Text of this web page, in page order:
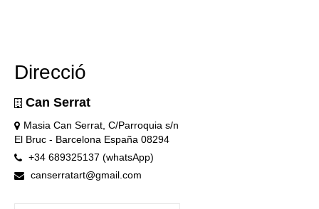
Direcció
Can Serrat
Masia Can Serrat, C/Parroquia s/n
El Bruc - Barcelona España 08294
+34 689325137 (whatsApp)
canserratart@gmail.com